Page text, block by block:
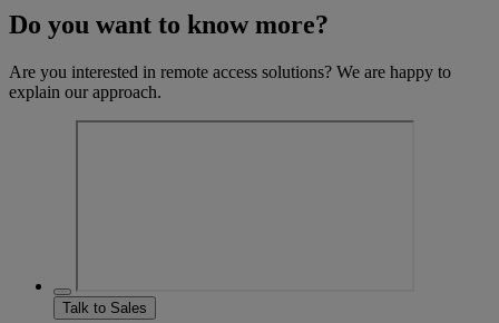
Do you want to know more?
Are you interested in remote access solutions? We are happy to
explain our approach.
Talk to Sales